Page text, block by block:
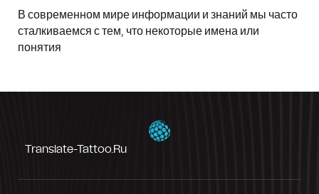
В современном мире информации и знаний мы часто
сталкиваемся с тем, что некоторые имена или
понятия
Translate-Tattoo.ru